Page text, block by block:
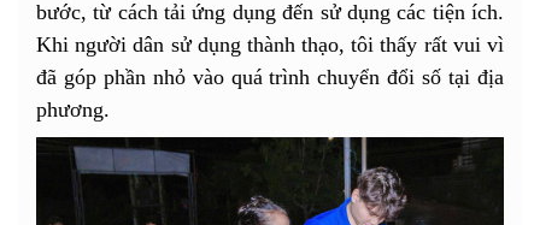
bước, từ cách tải ứng dụng đến sử dụng các tiện ích.
Khi người dân sử dụng thành thạo, tôi thấy rất vui vì
đã góp phần nhỏ vào quá trình chuyển đổi số tại địa
phương.